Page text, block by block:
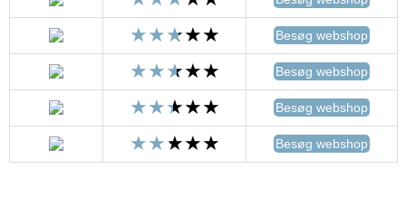
Besøg webshop
Besøg webshop
Besøg webshop
Besøg webshop